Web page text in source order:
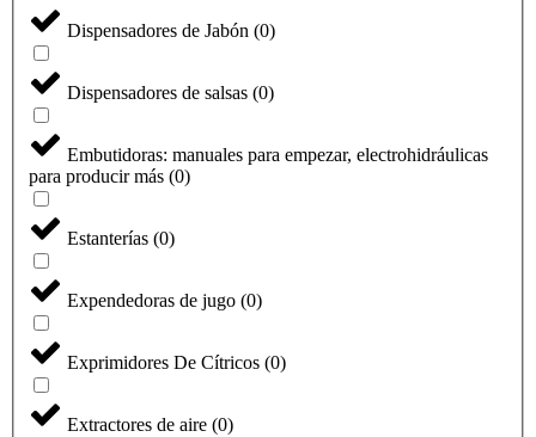
Dispensadores de Jabón (0)
Dispensadores de salsas (0)
Embutidoras: manuales para empezar, electrohidráulicas
para producir más (0)
Estanterías (0)
Expendedoras de jugo (0)
Exprimidores De Cítricos (0)
Extractores de aire (0)